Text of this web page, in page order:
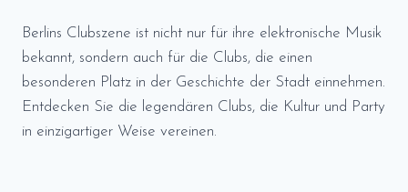
Berlins Clubszene ist nicht nur für ihre elektronische Musik
bekannt, sondern auch für die Clubs, die einen
besonderen Platz in der Geschichte der Stadt einnehmen.
Entdecken Sie die legendären Clubs, die Kultur und Party
in einzigartiger Weise vereinen.